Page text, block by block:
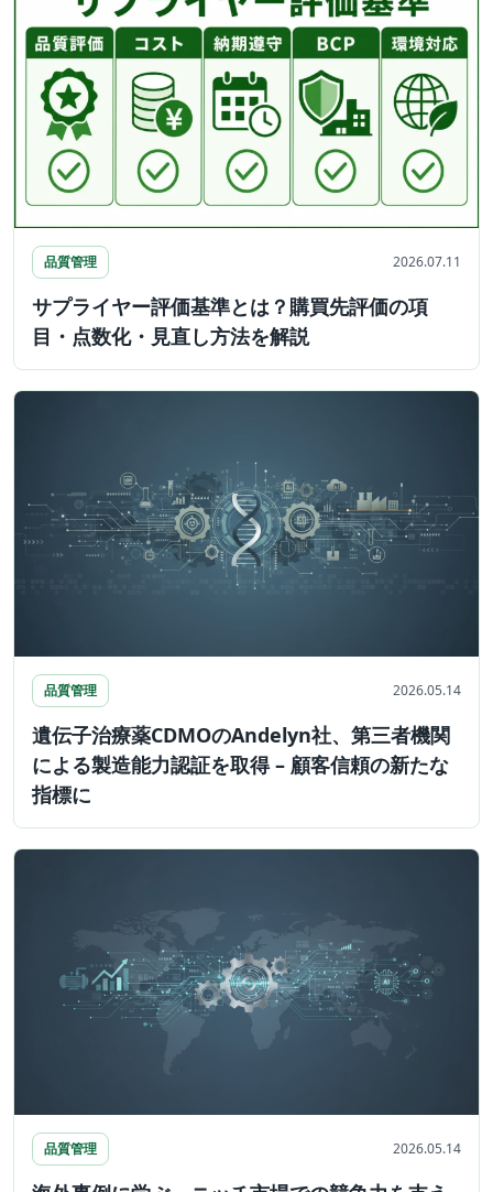
品質管理 2026.07.11
サプライヤー評価基準とは？購買先評価の項
目・点数化・見直し方法を解説
品質管理 2026.05.14
遺伝子治療薬CDMOのAndelyn社、第三者機関
による製造能力認証を取得 – 顧客信頼の新たな
指標に
品質管理 2026.05.14